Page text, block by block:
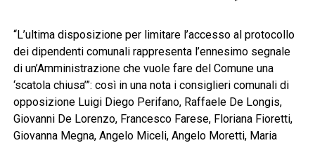
“L’ultima disposizione per limitare l’accesso al protocollo
dei dipendenti comunali rappresenta l’ennesimo segnale
di un’Amministrazione che vuole fare del Comune una
‘scatola chiusa’”: così in una nota i consiglieri comunali di
opposizione Luigi Diego Perifano, Raffaele De Longis,
Giovanni De Lorenzo, Francesco Farese, Floriana Fioretti,
Giovanna Megna, Angelo Miceli, Angelo Moretti, Maria